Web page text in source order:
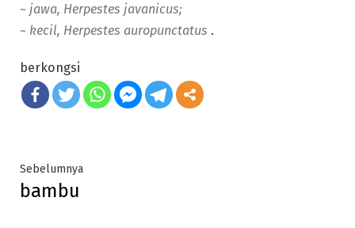
~ jawa, Herpestes javanicus;
~ kecil, Herpestes auropunctatus .
berkongsi
Post
navigation
SebelumnyaPrevious
bambu